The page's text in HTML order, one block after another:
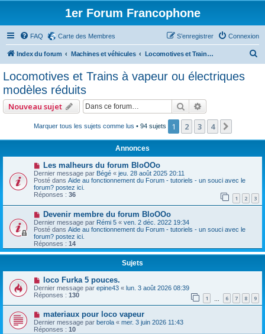
1er Forum Francophone
FAQ Carte des Membres Connexion
S’enregistrer
Index du forum Machines et véhicules Locomotives et Trains à vapeur ou électriques modèles réduits
c
Locomotives et Trains à vapeur ou électriques
modèles réduits
Nouveau sujet Rechercher
Marquer tous les sujets comme lus • 94 sujets 1 2 3 4
Annonces
Les malheurs du forum BloOOo
Dernier message par Bégé « jeu. 28 août 2025 20:11
Posté dans Aide au fonctionnement du Forum - tutoriels - un souci avec le
forum? postez ici.
Réponses : 36 1 2 3
Devenir membre du forum BloOOo
Dernier message par Rémi 5 « ven. 2 déc. 2022 19:34
Posté dans Aide au fonctionnement du Forum - tutoriels - un souci avec le
forum? postez ici.
Réponses : 14
Sujets
loco Furka 5 pouces.
Dernier message par epine43 « lun. 3 août 2026 08:39
Réponses : 130 1 6 7 8 9
materiaux pour loco vapeur
Dernier message par berola « mer. 3 juin 2026 11:43
Réponses : 10